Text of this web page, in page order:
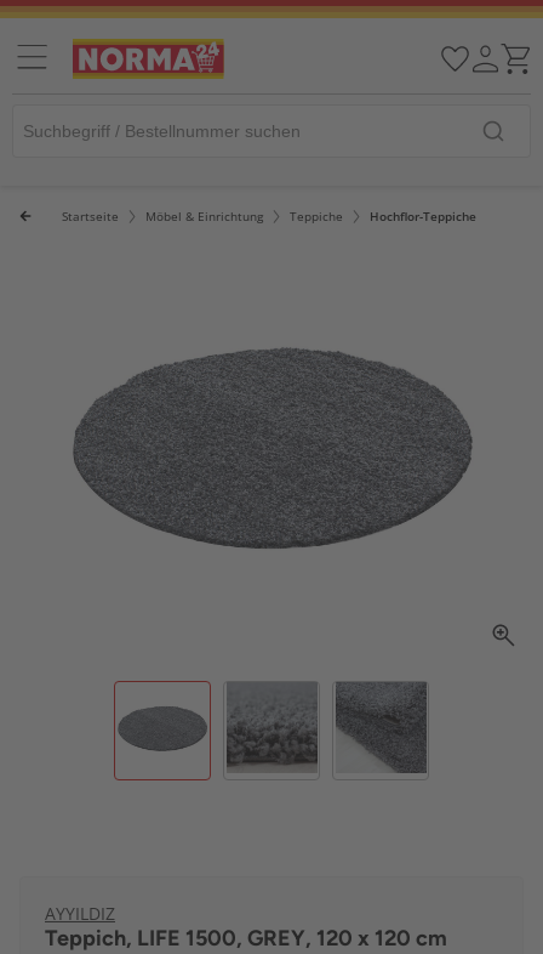
Startseite Möbel & Einrichtung Teppiche Hochflor-Teppiche
AYYILDIZ
Teppich, LIFE 1500, GREY, 120 x 120 cm